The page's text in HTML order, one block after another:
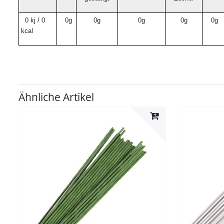
0 kj / 0
kcal
0g 0g 0g 0g 0g
Ähnliche Artikel